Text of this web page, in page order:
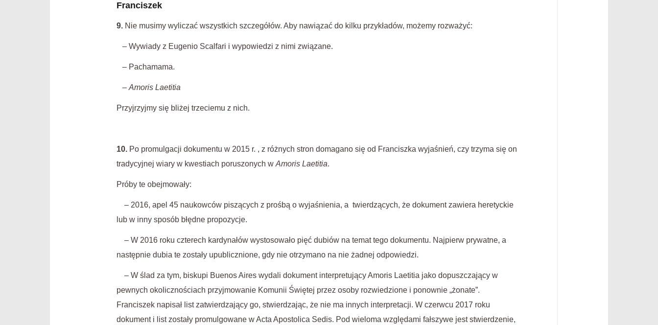
Franciszek
9. Nie musimy wyliczać wszystkich szczegółów. Aby nawiązać do kilku przykładów, możemy rozważyć:
– Wywiady z Eugenio Scalfari i wypowiedzi z nimi związane.
– Pachamama.
– Amoris Laetitia
Przyjrzyjmy się bliżej trzeciemu z nich.
10. Po promulgacji dokumentu w 2015 r. , z różnych stron domagano się od Franciszka wyjaśnień, czy trzyma się on
tradycyjnej wiary w kwestiach poruszonych w Amoris Laetitia.
Próby te obejmowały:
– 2016, apel 45 naukowców piszących z prośbą o wyjaśnienia, a twierdzących, że dokument zawiera heretyckie
lub w inny sposób błędne propozycje.
– W 2016 roku czterech kardynałów wystosowało pięć dubiów na temat tego dokumentu. Najpierw prywatne, a
następnie dubia te zostały upublicznione, gdy nie otrzymano na nie żadnej odpowiedzi.
– W ślad za tym, biskupi Buenos Aires wydali dokument interpretujący Amoris Laetitia jako dopuszczający w
pewnych okolicznościach przyjmowanie Komunii Świętej przez osoby rozwiedzione i ponownie „żonate”.
Franciszek napisał list zatwierdzający go, stwierdzając, że nie ma innych interpretacji. W czerwcu 2017 roku
dokument i list zostały promulgowane w Acta Apostolica Sedis. Pod wieloma względami fałszywe jest stwierdzenie,